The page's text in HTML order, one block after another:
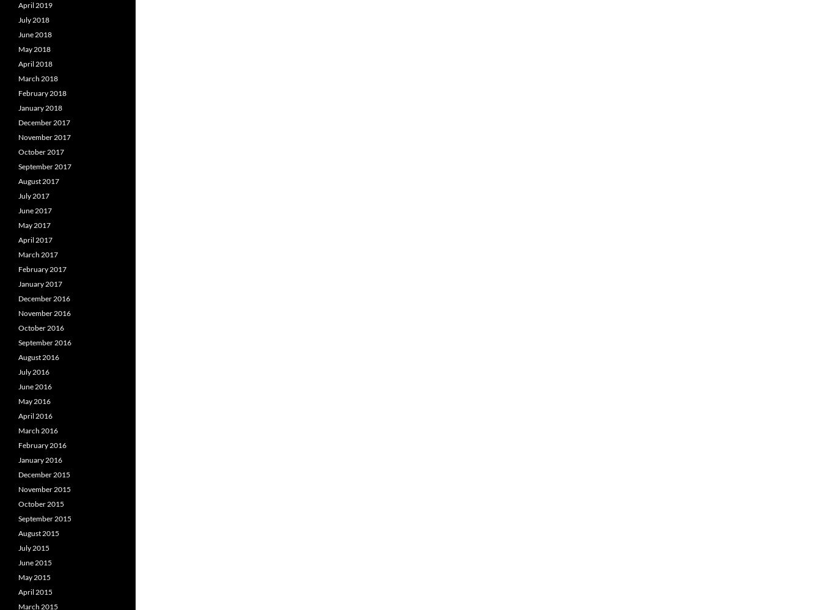
April 2019
July 2018
June 2018
May 2018
April 2018
March 2018
February 2018
January 2018
December 2017
November 2017
October 2017
September 2017
August 2017
July 2017
June 2017
May 2017
April 2017
March 2017
February 2017
January 2017
December 2016
November 2016
October 2016
September 2016
August 2016
July 2016
June 2016
May 2016
April 2016
March 2016
February 2016
January 2016
December 2015
November 2015
October 2015
September 2015
August 2015
July 2015
June 2015
May 2015
April 2015
March 2015